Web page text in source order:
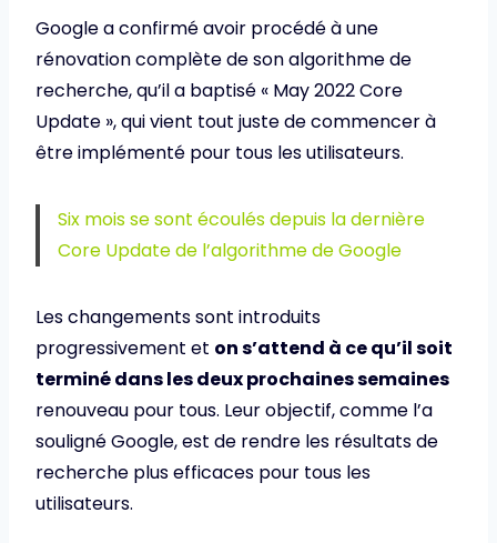
Google a confirmé avoir procédé à une
rénovation complète de son algorithme de
recherche, qu’il a baptisé « May 2022 Core
Update », qui vient tout juste de commencer à
être implémenté pour tous les utilisateurs.
Six mois se sont écoulés depuis la dernière
Core Update de l’algorithme de Google
Les changements sont introduits
progressivement et on s’attend à ce qu’il soit
terminé dans les deux prochaines semaines
renouveau pour tous. Leur objectif, comme l’a
souligné Google, est de rendre les résultats de
recherche plus efficaces pour tous les
utilisateurs.